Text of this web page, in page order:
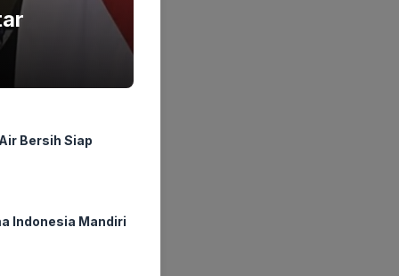
Bersih Siap
Indonesia Mandiri